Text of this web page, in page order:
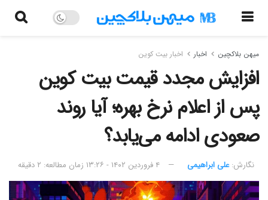
میهن بلاکچین اخبار اخبار بیت کوین
افزایش مجدد قیمت بیت کوین
پس از اعلام نرخ بهره؛ آیا روند
صعودی ادامه می‌یابد؟
نگارش:‌ علی ابراهیمی ۴ فروردین ۱۴۰۲ - ۱۳:۲۶ زمان مطالعه: ۲ دقیقه